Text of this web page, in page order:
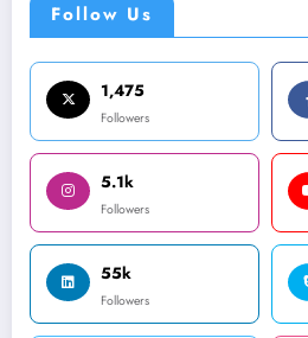
Follow Us
1,475
Followers
5.1k
Followers
55k
Followers